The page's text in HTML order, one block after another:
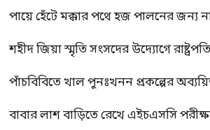
পায়ে হেঁটে মক্কার পথে হজ পালনের জন্য
শহীদ জিয়া স্মৃতি সংসদের উদ্যোগে
পাঁচবিবিতে খাল পুনঃখনন প্রকল্পের
বাবার লাশ বাড়িতে রেখে এইচএসসি